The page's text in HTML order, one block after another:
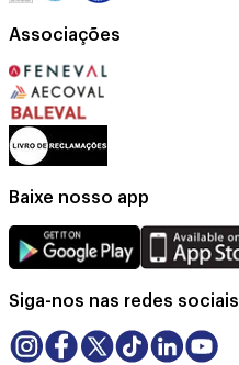
Associações
Baixe nosso app
Siga-nos nas redes sociais